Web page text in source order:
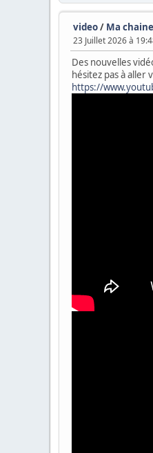
video/ Ma
23 Juillet 2026 à
Des nouvelles
hésitez pas à aller
https://